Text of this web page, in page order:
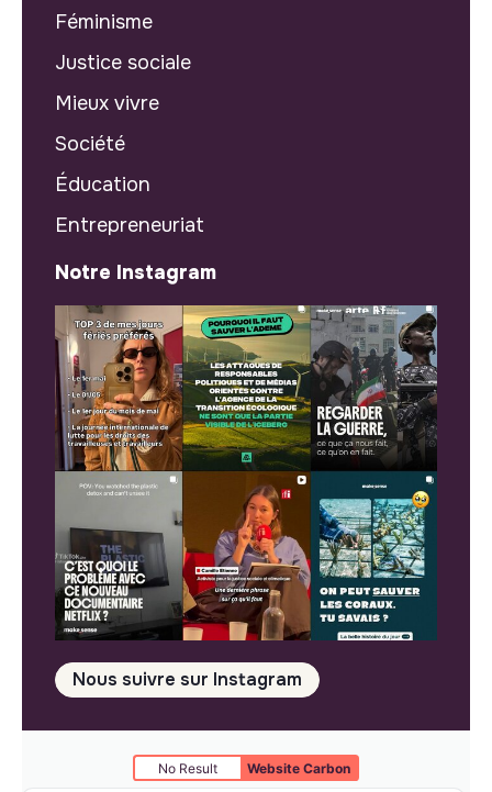
Féminisme
Justice sociale
Mieux vivre
Société
Éducation
Entrepreneuriat
Notre Instagram
Nous suivre sur Instagram
No Result Website Carbon